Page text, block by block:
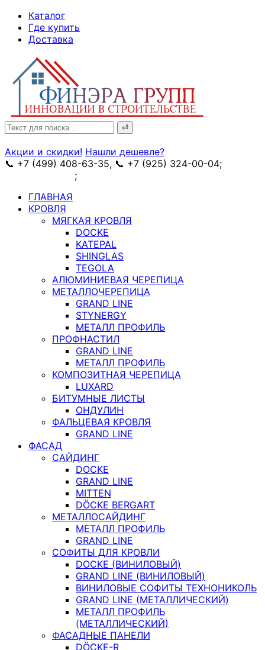
Skip
Content
Каталог
Где купить
Доставка
Search
for:
Акции и скидки! Нашли дешевле?
📞 +7 (499) 408-63-35, 📞 +7 (925) 324-00-04;
;
ГЛАВНАЯ
КРОВЛЯ
МЯГКАЯ КРОВЛЯ
DOCKE
KATEPAL
SHINGLAS
TEGOLA
АЛЮМИНИЕВАЯ ЧЕРЕПИЦА
МЕТАЛЛОЧЕРЕПИЦА
GRAND LINE
STYNERGY
МЕТАЛЛ ПРОФИЛЬ
ПРОФНАСТИЛ
GRAND LINE
МЕТАЛЛ ПРОФИЛЬ
КОМПОЗИТНАЯ ЧЕРЕПИЦА
LUXARD
БИТУМНЫЕ ЛИСТЫ
ОНДУЛИН
ФАЛЬЦЕВАЯ КРОВЛЯ
GRAND LINE
ФАСАД
САЙДИНГ
DOCKE
GRAND LINE
MITTEN
DÖCKE BERGART
МЕТАЛЛОСАЙДИНГ
МЕТАЛЛ ПРОФИЛЬ
GRAND LINE
СОФИТЫ ДЛЯ КРОВЛИ
DOCKE (ВИНИЛОВЫЙ)
GRAND LINE (ВИНИЛОВЫЙ)
ВИНИЛОВЫЕ СОФИТЫ ТЕХНОНИКОЛЬ
GRAND LINE (МЕТАЛЛИЧЕСКИЙ)
МЕТАЛЛ ПРОФИЛЬ
(МЕТАЛЛИЧЕСКИЙ)
ФАСАДНЫЕ ПАНЕЛИ
DÖCKE-R